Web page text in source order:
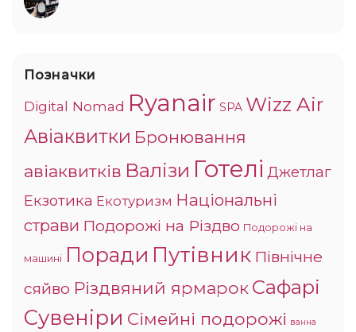
Позначки
Digital Nomad Ryanair SPA Wizz Air
Авіаквитки Бронювання
авіаквитків Валізи Готелі Джетлаг
Екзотика Екотуризм Національні
страви Подорожі на Різдво Подорожі на
машині Поради Путівник Північне
сяйво Різдвяний ярмарокСафарі
Сувеніри Сімейні подорожі ванна